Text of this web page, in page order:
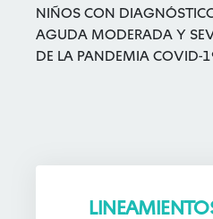
NIÑOS CON
AGUDA MODERADA Y
DE LA PANDEMIA COVID-